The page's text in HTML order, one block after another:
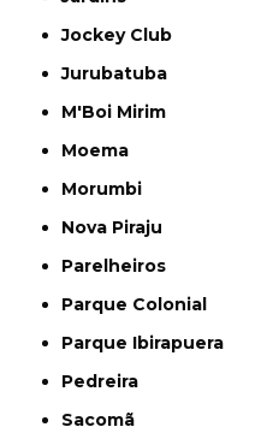
Jockey Club
Jurubatuba
M'Boi Mirim
Moema
Morumbi
Nova Piraju
Parelheiros
Parque Colonial
Parque Ibirapuera
Pedreira
Sacomã